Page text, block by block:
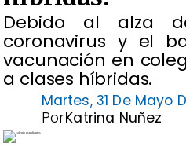
Debido al alza
coronavirus y el
vacunación en
a clases híbridas.
Martes, 31 De Mayo
Katrina Nuñez
Por